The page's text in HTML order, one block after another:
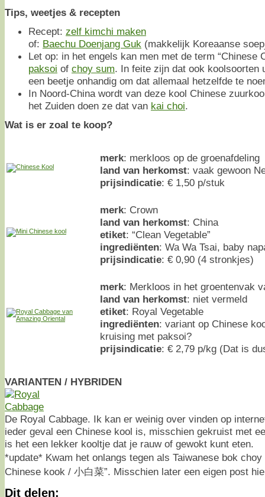
Tips, weetjes & recepten
Recept: zelf kimchi maken
of: Baechu Doenjang Guk (makkelijk Koreaanse
Let op: in het engels kan men met de term “Chinese
paksoi of choy sum. In feite zijn dat ook koolsoorten
een beetje onhandig om dat allemaal hetzelfde te
In Noord-China wordt van deze kool Chinese
het Zuiden doen ze dat van kai choi.
Wat is er zoal te koop?
merk: merkloos op de groenafdeling
land van herkomst: vaak gewoon
prijsindicatie: € 1,50 p/stuk
merk: Crown
land van herkomst: China
etiket: “Clean Vegetable”
ingrediënten: Wa Wa Tsai, baby
prijsindicatie: € 0,90 (4 stronkjes)
merk: Merkloos in het groentenvak
land van herkomst: niet vermeld
etiket: Royal Vegetable
ingrediënten: variant op Chinese
kruising met paksoi?
prijsindicatie: € 2,79 p/kg (Dat is
VARIANTEN / HYBRIDEN
De Royal Cabbage. Ik kan er weinig over vinden op
ieder geval een Chinese kool is, misschien gekruist met
is het een lekker kooltje dat je rauw of gewokt kunt eten.
*update* Kwam het onlangs tegen als Taiwanese bok
Chinese kook / 小白菜”. Misschien later een eigen post
Dit delen: